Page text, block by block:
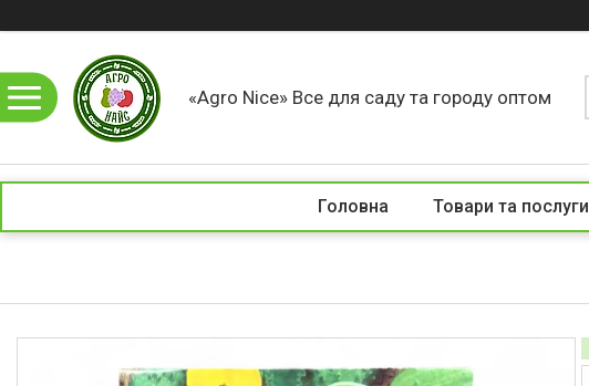
«Agro Nice» Все для саду та городу оптом
Головна Товари та послуги